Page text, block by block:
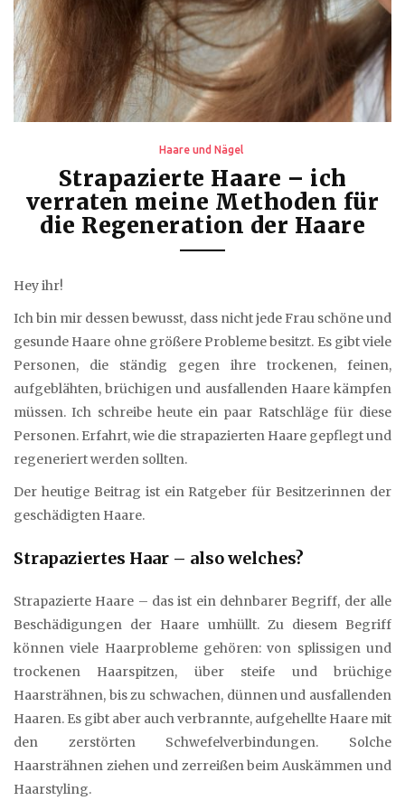
Haare und Nägel
Strapazierte Haare – ich
verraten meine Methoden für
die Regeneration der Haare
Hey ihr!
Ich bin mir dessen bewusst, dass nicht jede Frau schöne und
gesunde Haare ohne größere Probleme besitzt. Es gibt viele
Personen, die ständig gegen ihre trockenen, feinen,
aufgeblähten, brüchigen und ausfallenden Haare kämpfen
müssen. Ich schreibe heute ein paar Ratschläge für diese
Personen. Erfahrt, wie die strapazierten Haare gepflegt und
regeneriert werden sollten.
Der heutige Beitrag ist ein Ratgeber für Besitzerinnen der
geschädigten Haare.
Strapaziertes Haar – also welches?
Strapazierte Haare – das ist ein dehnbarer Begriff, der alle
Beschädigungen der Haare umhüllt. Zu diesem Begriff
können viele Haarprobleme gehören: von splissigen und
trockenen Haarspitzen, über steife und brüchige
Haarsträhnen, bis zu schwachen, dünnen und ausfallenden
Haaren. Es gibt aber auch verbrannte, aufgehellte Haare mit
den zerstörten Schwefelverbindungen. Solche
Haarsträhnen ziehen und zerreißen beim Auskämmen und
Haarstyling.